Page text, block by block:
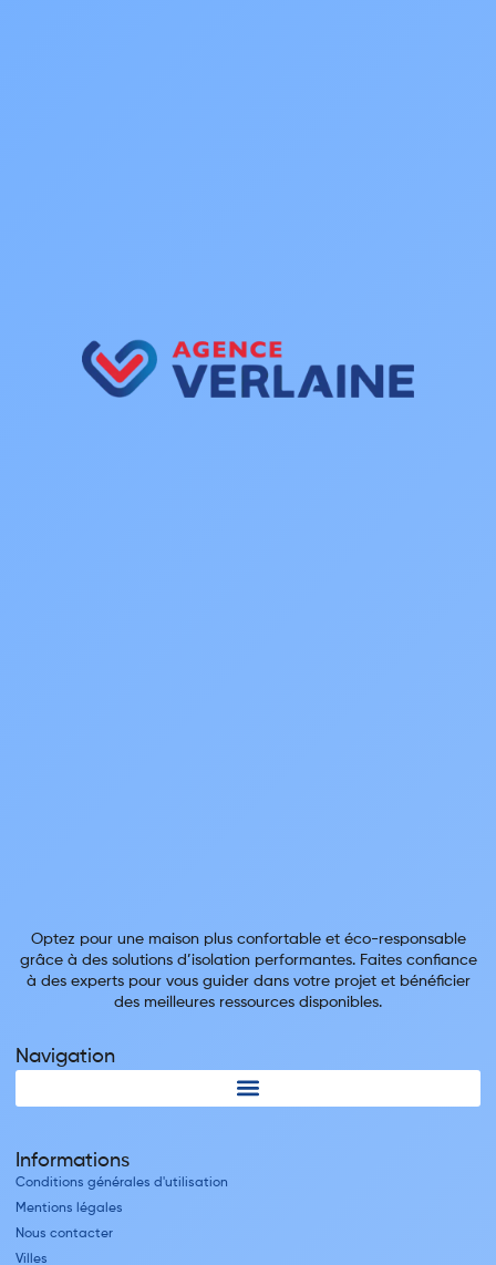
Optez pour une maison plus confortable et éco-responsable
grâce à des solutions d’isolation performantes. Faites confiance
à des experts pour vous guider dans votre projet et bénéficier
des meilleures ressources disponibles.
Navigation
Informations
Conditions générales d'utilisation
Mentions légales
Nous contacter
Villes